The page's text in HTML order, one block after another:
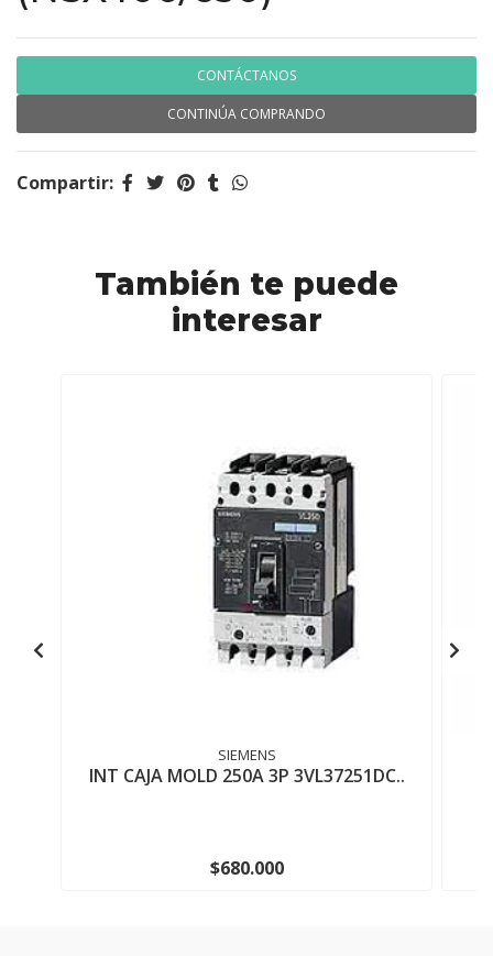
CONTÁCTANOS
CONTINÚA COMPRANDO
Compartir:
También te puede
interesar
SIEMENS
INT CAJA MOLD 250A 3P 3VL37251DC..
$680.000